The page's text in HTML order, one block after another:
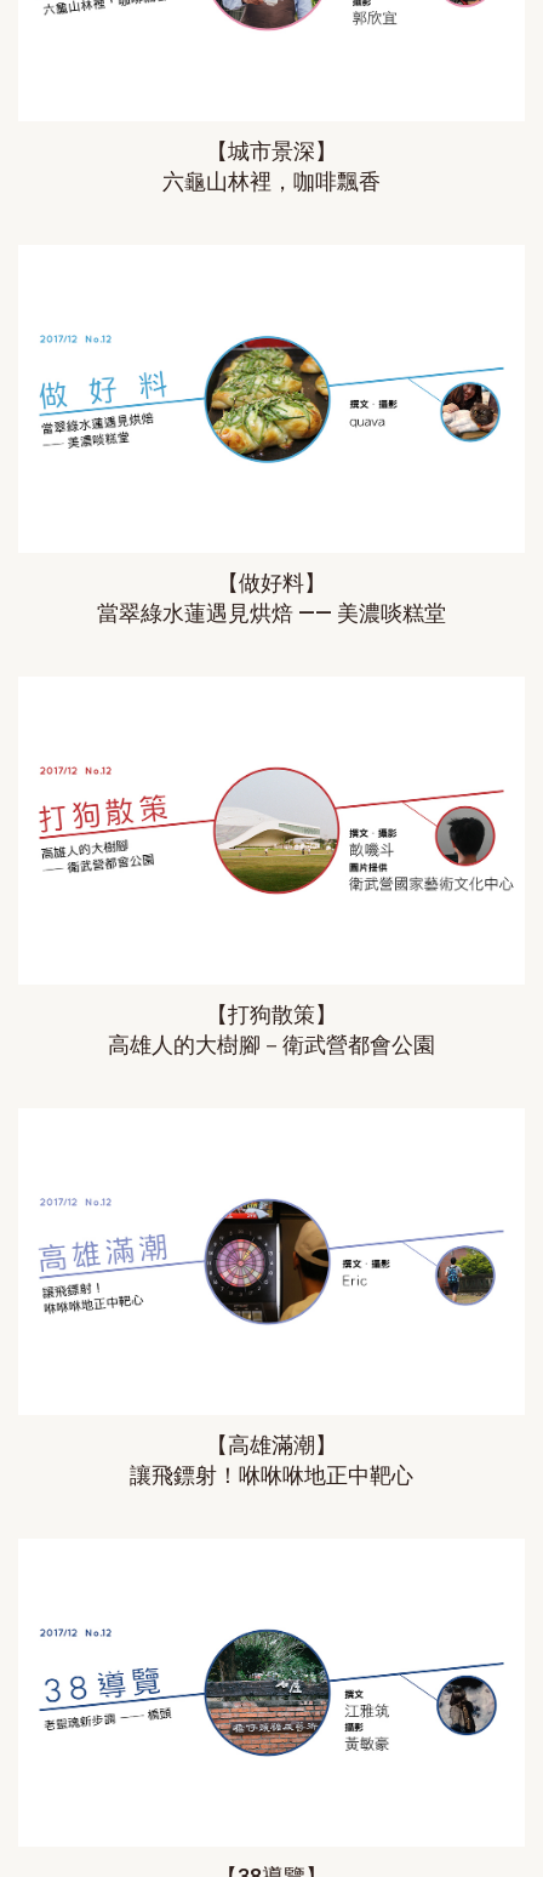
【城市景深】
六龜山林裡，咖啡飄香
【做好料】
當翠綠水蓮遇見烘焙 —— 美濃啖糕堂
【打狗散策】
高雄人的大樹腳－衛武營都會公園
【高雄滿潮】
讓飛鏢射！咻咻咻地正中靶心